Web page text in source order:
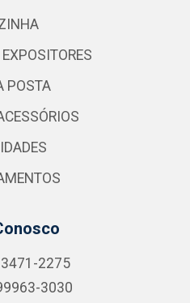
EXPOSITORES
POSTA
2275
3030